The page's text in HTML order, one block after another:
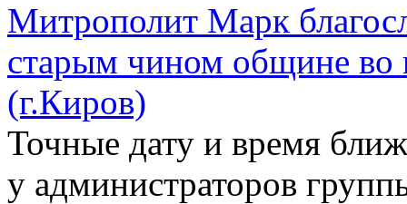
Митрополит Марк
старым чином общине во
(г.Киров)
Точные дату и время
у администраторов